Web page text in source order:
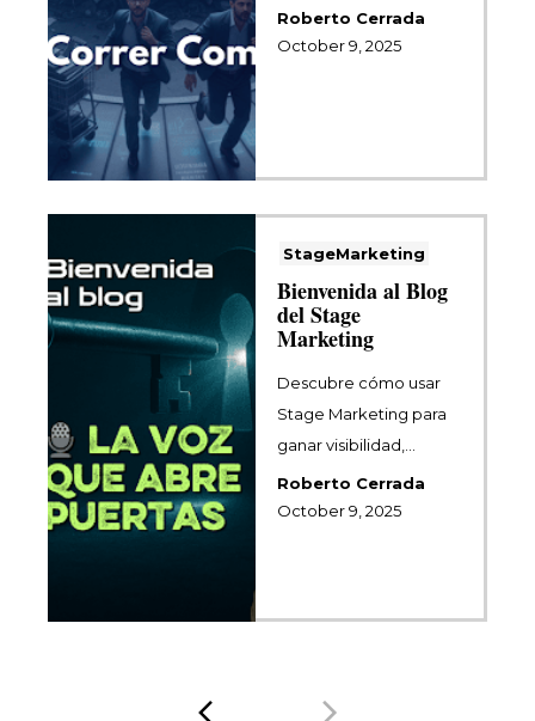
Constante está
Matando a tu Negocio
Roberto Cerrada
October 9, 2025
StageMarketing
Bienvenida al Blog
del Stage
Marketing
Descubre cómo usar
Stage Marketing para
ganar visibilidad,
autoridad y clientes
compartiendo tu m...
Roberto Cerrada
October 9, 2025